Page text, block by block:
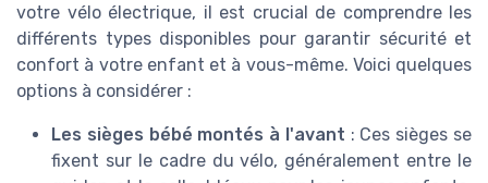
votre vélo électrique, il est crucial de comprendre les
différents types disponibles pour garantir sécurité et
confort à votre enfant et à vous-même. Voici quelques
options à considérer :
Les sièges bébé montés à l'avant : Ces sièges se
fixent sur le cadre du vélo, généralement entre le